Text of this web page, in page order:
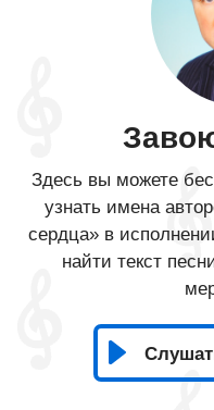
Здесь вы можете
узнать имена
сердца» в
найти текст